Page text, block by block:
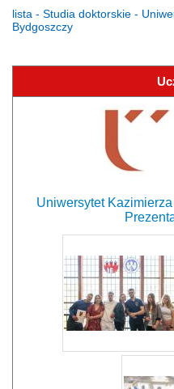
lista - Studia doktorskie -
Bydgoszczy
Uniwersytet